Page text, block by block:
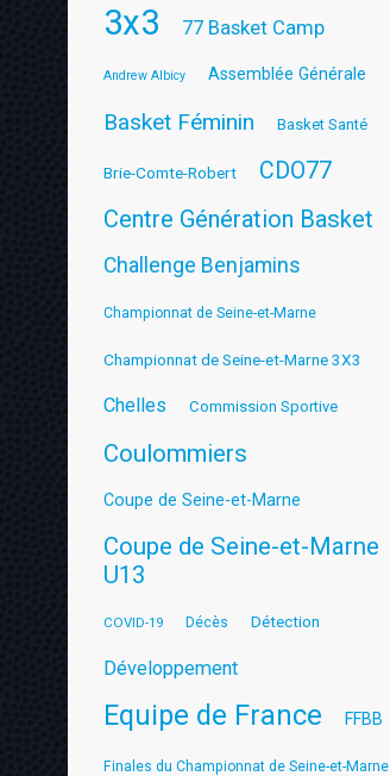
3x3 77 Basket Camp
Andrew Albicy Assemblée Générale
Basket Féminin Basket Santé
Brie-Comte-Robert CDO77
Centre Génération Basket
Challenge Benjamins
Championnat de Seine-et-Marne
Championnat de Seine-et-Marne 3X3
Chelles Commission Sportive
Coulommiers
Coupe de Seine-et-Marne
Coupe de Seine-et-Marne
U13
COVID-19 Décès Détection
Développement
Equipe de France FFBB
Finales du Championnat de Seine-et-Marne